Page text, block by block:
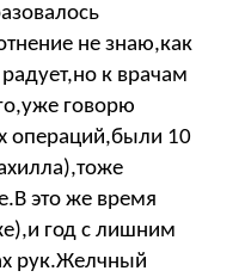
не знаю,как
к врачам
говорю
операций,были 10
это же время
год с лишним
рук.Желчный